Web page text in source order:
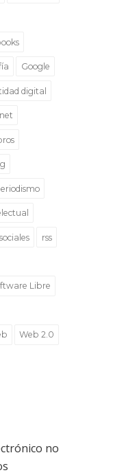
Google
digital
rss
Libre
Web 2.0
no